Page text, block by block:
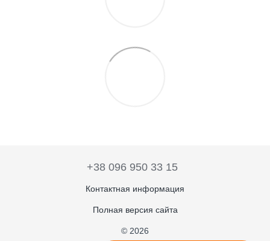
+38 096 950 33 15
Контактная информация
Полная версия сайта
© 2026